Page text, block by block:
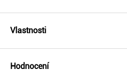
Vlastnosti
Hodnocení